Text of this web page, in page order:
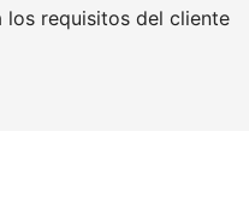
los requisitos del cliente